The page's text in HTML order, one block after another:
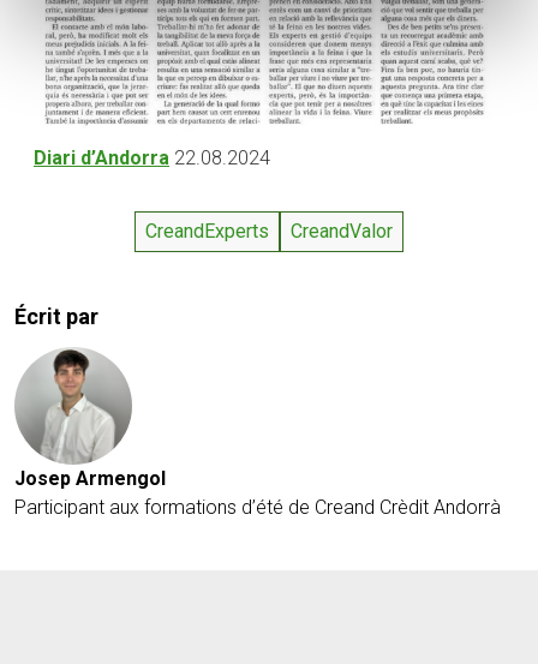
Diari d’Andorra 22.08.2024
CreandExperts CreandValor
Écrit par
Josep Armengol
Participant aux formations d’été de Creand Crèdit Andorrà